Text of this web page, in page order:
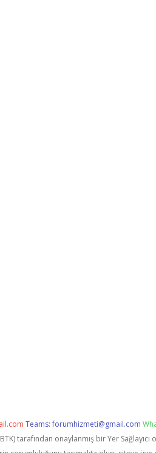
Teams:forumhizmeti@gmail.com
tarafından onaylanmış bir Yer